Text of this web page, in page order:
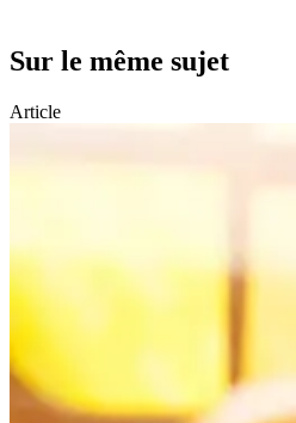
Sur le même sujet
Article